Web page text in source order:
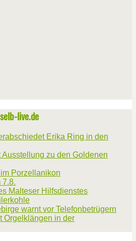
live.de
Erika Ring in den
Ausstellung zu den Goldenen
Porzellanikon
7.8.
Malteser Hilfsdienstes
warnt vor Telefonbetrügern
Orgelklängen in der